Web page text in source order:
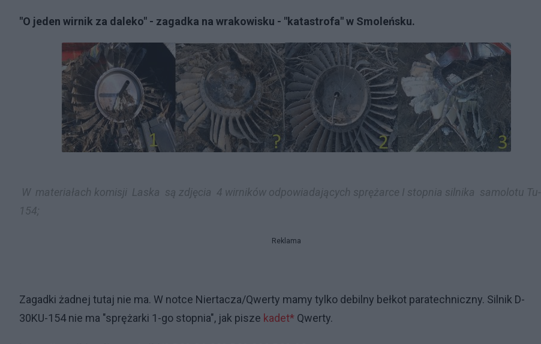
"O jeden wirnik za daleko" - zagadka na wrakowisku - "katastrofa" w Smoleńsku.
W materiałach komisji Laska są zdjęcia 4 wirników odpowiadających sprężarce I stopnia silnika samolotu Tu-
154;
Reklama
Zagadki żadnej tutaj nie ma. W notce Niertacza/Qwerty mamy tylko debilny bełkot paratechniczny. Silnik D-
30KU-154 nie ma "sprężarki 1-go stopnia", jak pisze kadet* Qwerty.